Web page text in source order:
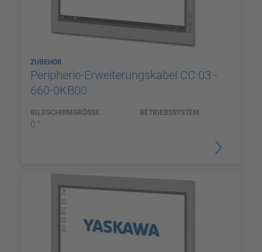
ZUBEHÖR
Peripherie-Erweiterungskabel CC 03 -
660-0KB00
BILDSCHIRMGRÖSSE
0 "
BETRIEBSSYSTEM